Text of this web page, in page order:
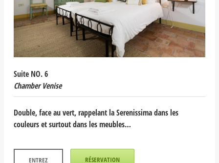
Suite NO. 6
Chamber Venise
Double, face au vert, rappelant la Serenissima dans les
couleurs et surtout dans les meubles…
ENTREZ RÉSERVATION